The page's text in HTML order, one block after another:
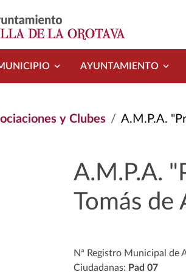
AYUNTAMIENTO
y Clubes A.M.P.A.
A.M.P.A.
Tomás de
Nª Registro Municipal de
Ciudadanas: Pad 07